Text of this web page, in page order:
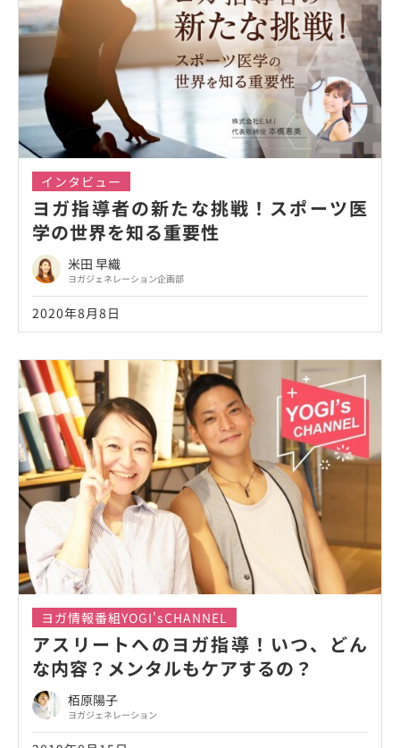
インタビュー
ヨガ指導者の新たな挑戦！スポーツ医
学の世界を知る重要性
米田 早織
ヨガジェネレーション企画部
2020年8月8日
ヨガ情報番組YOGI'sCHANNEL
アスリートへのヨガ指導！いつ、どん
な内容？メンタルもケアするの？
栢原陽子
ヨガジェネレーション